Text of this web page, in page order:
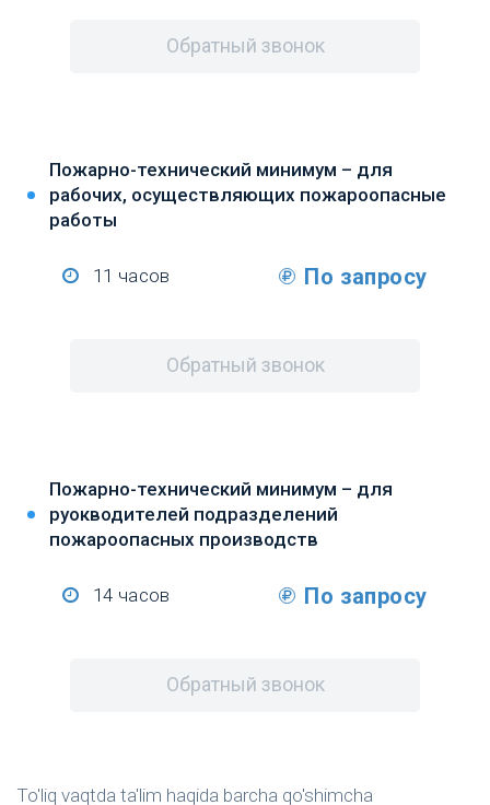
Обратный звонок
Пожарно-технический минимум – для
рабочих, осуществляющих пожароопасные
работы
11 часов По запросу
Обратный звонок
Пожарно-технический минимум – для
руокводителей подразделений
пожароопасных производств
14 часов По запросу
Обратный звонок
To'liq vaqtda ta'lim haqida barcha qo'shimcha